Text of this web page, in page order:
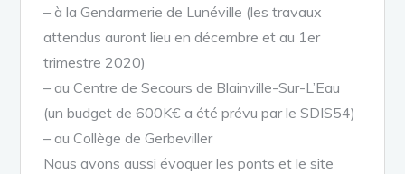
– à la Gendarmerie de Lunéville (les travaux
attendus auront lieu en décembre et au 1er
trimestre 2020)
– au Centre de Secours de Blainville-Sur-L’Eau
(un budget de 600K€ a été prévu par le SDIS54)
– au Collège de Gerbeviller
Nous avons aussi évoquer les ponts et le site